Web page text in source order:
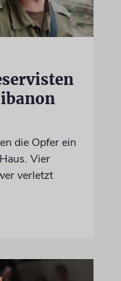
die Opfer ein
Vier
verletzt